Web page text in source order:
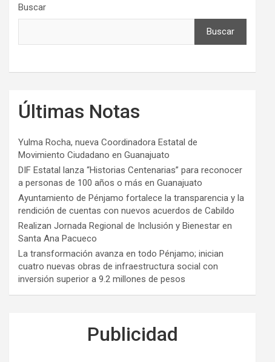
Buscar
Buscar
Últimas Notas
Yulma Rocha, nueva Coordinadora Estatal de
Movimiento Ciudadano en Guanajuato
DIF Estatal lanza “Historias Centenarias” para reconocer
a personas de 100 años o más en Guanajuato
Ayuntamiento de Pénjamo fortalece la transparencia y la
rendición de cuentas con nuevos acuerdos de Cabildo
Realizan Jornada Regional de Inclusión y Bienestar en
Santa Ana Pacueco
La transformación avanza en todo Pénjamo; inician
cuatro nuevas obras de infraestructura social con
inversión superior a 9.2 millones de pesos
Publicidad